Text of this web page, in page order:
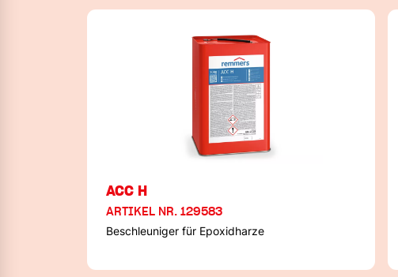
ACC H
ARTIKEL NR. 129583
Beschleuniger für Epoxidharze